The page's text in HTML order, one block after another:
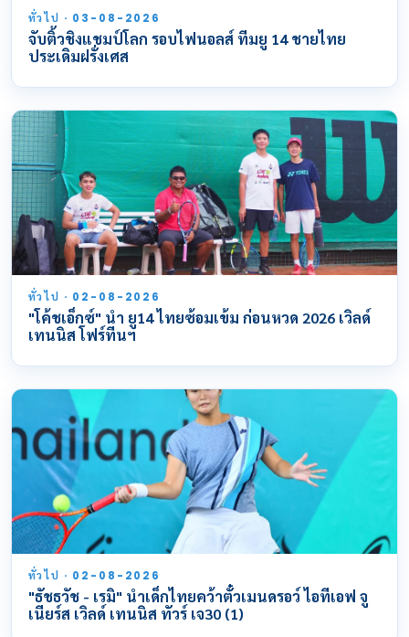
ทั่วไป · 03-08-2026
จับติ้วชิงแชมป์โลก รอบไฟนอลส์ ทีมยู 14 ชายไทย
ประเดิมฝรั่งเศส
ทั่วไป · 02-08-2026
"โค้ชเอ็กซ์" นำ ยู14 ไทยซ้อมเข้ม ก่อนหวด 2026 เวิลด์
เทนนิส โฟร์ทีนฯ
ทั่วไป · 02-08-2026
"ธัชธวัช - เรมิ" นำเด็กไทยคว้าตั๋วเมนดรอว์ ไอทีเอฟ จู
เนียร์ส เวิลด์ เทนนิส ทัวร์ เจ30 (1)